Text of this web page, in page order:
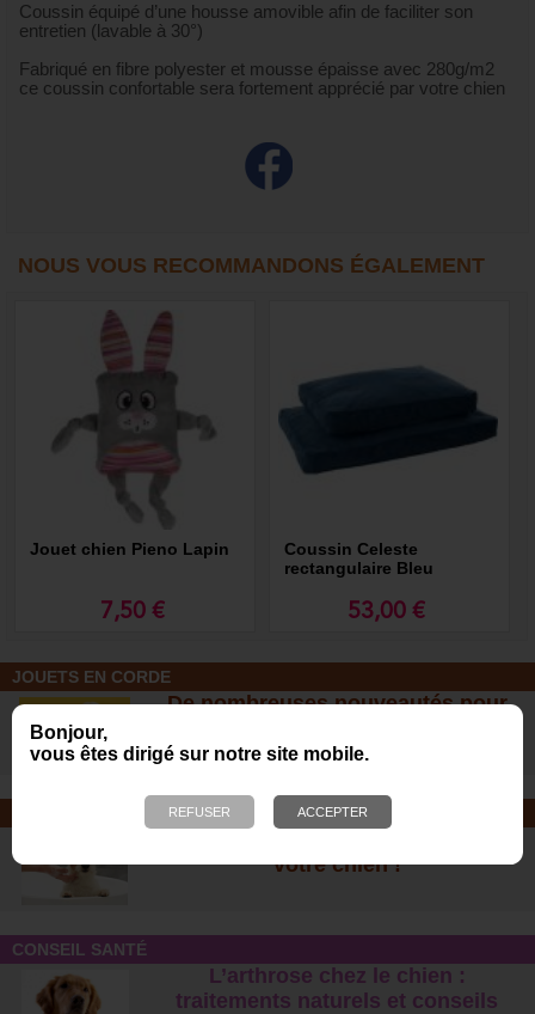
Bonjour,
vous êtes dirigé sur notre site mobile.
Coussin équipé d’une housse amovible afin de faciliter son
entretien (lavable à 30°)
Fabriqué en fibre polyester et mousse épaisse avec 280g/m2
ce coussin confortable sera fortement apprécié par votre chien
NOUS VOUS RECOMMANDONS ÉGALEMENT
Jouet chien Pieno Lapin
7,50 €
Coussin Celeste
rectangulaire Bleu
53,00 €
JOUETS EN CORDE
De nombreuses nouveautés pour
!
SOINS ET SHAMPOOING
votre chien !
CONSEIL SANTÉ
L’arthrose chez le chien :
traitements naturels et conseils